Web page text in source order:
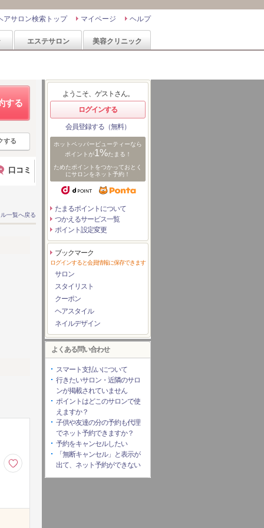
ヘルプ
マイページ
アサロン検索トップ
エステサロン 美容クリニック
する
する
口コミ
一覧へ戻る
ようこそ、ゲストさん。
ログインする
会員登録する（無料）
ホットペッパービューティーなら
ポイントが1%たまる！
ためたポイントをつかっておとく
にサロンをネット予約！
たまるポイントについて
つかえるサービス一覧
ポイント設定変更
ブックマーク
ログインすると会員情報に保存できます
サロン
スタイリスト
クーポン
ヘアスタイル
ネイルデザイン
よくある問い合わせ
スマート支払いについて
行きたいサロン・近隣のサロ
ンが掲載されていません
ポイントはどこのサロンで使
えますか？
子供や友達の分の予約も代理
でネット予約できますか？
予約をキャンセルしたい
「無断キャンセル」と表示が
出て、ネット予約ができない